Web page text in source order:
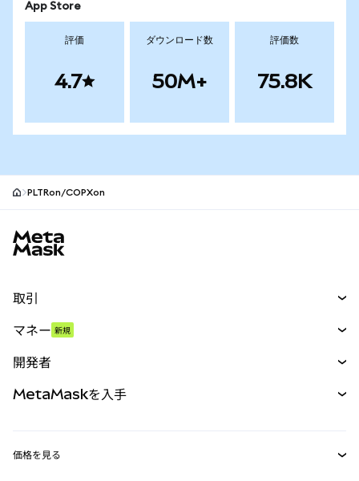
App Store
評価
4.7
ダウンロード数
50M+
評価数
75.8K
PLTRon/COPXon
取引
パーペチュアル
RWA
マネー 新規
開発者
MetaMaskを入手
価格を見る